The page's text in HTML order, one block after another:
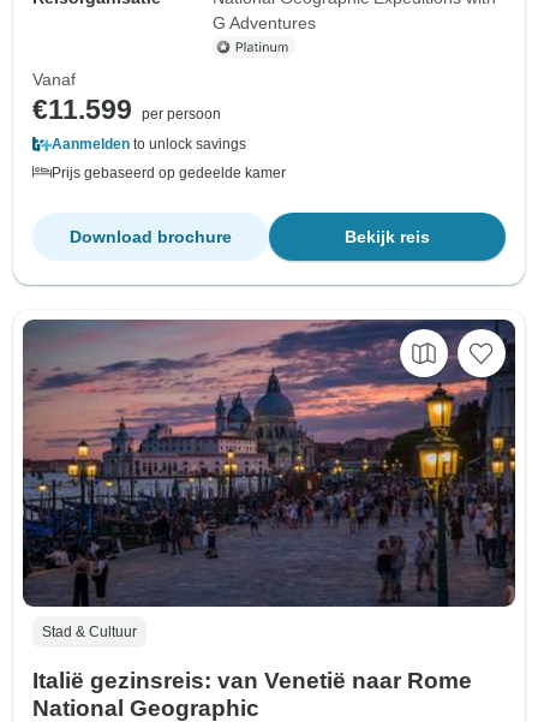
G Adventures
Vanaf
€11.599
per persoon
Aanmelden to unlock savings
Prijs gebaseerd op gedeelde kamer
Bekijk reis
Download brochure
Stad & Cultuur
Italië gezinsreis: van Venetië naar Rome
National Geographic